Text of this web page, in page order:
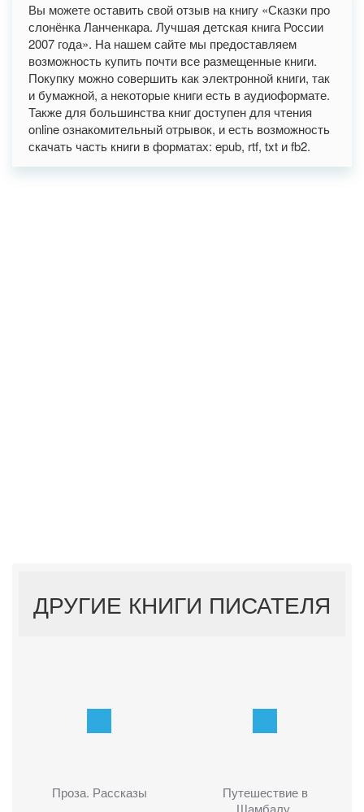
Вы можете оставить свой отзыв на книгу «Сказки про
слонёнка Ланченкара. Лучшая детская книга России
2007 года». На нашем сайте мы предоставляем
возможность купить почти все размещенные книги.
Покупку можно совершить как электронной книги, так
и бумажной, а некоторые книги есть в аудиоформате.
Также для большинства книг доступен для чтения
online ознакомительный отрывок, и есть возможность
скачать часть книги в форматах: epub, rtf, txt и fb2.
ДРУГИЕ КНИГИ ПИСАТЕЛЯ
Проза. Рассказы
Путешествие в
Шамбалу.